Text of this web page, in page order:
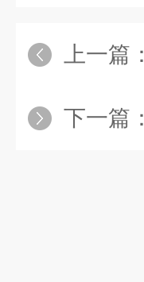
上一篇：
下一篇：